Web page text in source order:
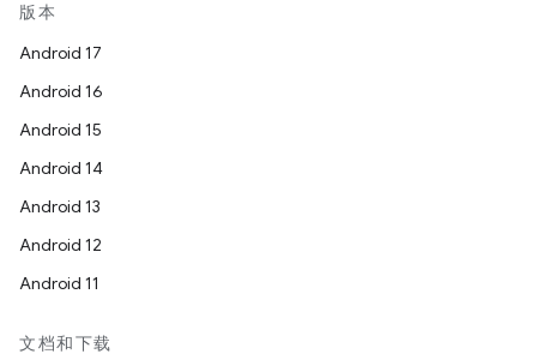
版本
Android 17
Android 16
Android 15
Android 14
Android 13
Android 12
Android 11
文档和下载